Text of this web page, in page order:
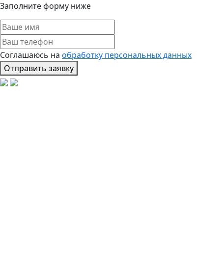
Заполните форму ниже
Соглашаюсь на обработку персональных данных
Отправить заявку